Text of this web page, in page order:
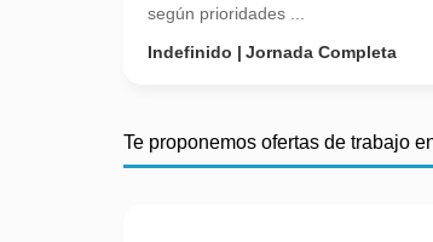
según prioridades ...
Indefinido
Jornada Completa
Te proponemos ofertas de trabajo